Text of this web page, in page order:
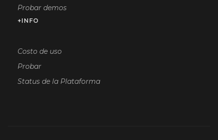
Probar demos
+INFO
Costo de uso
Probar
Status de la Plataforma